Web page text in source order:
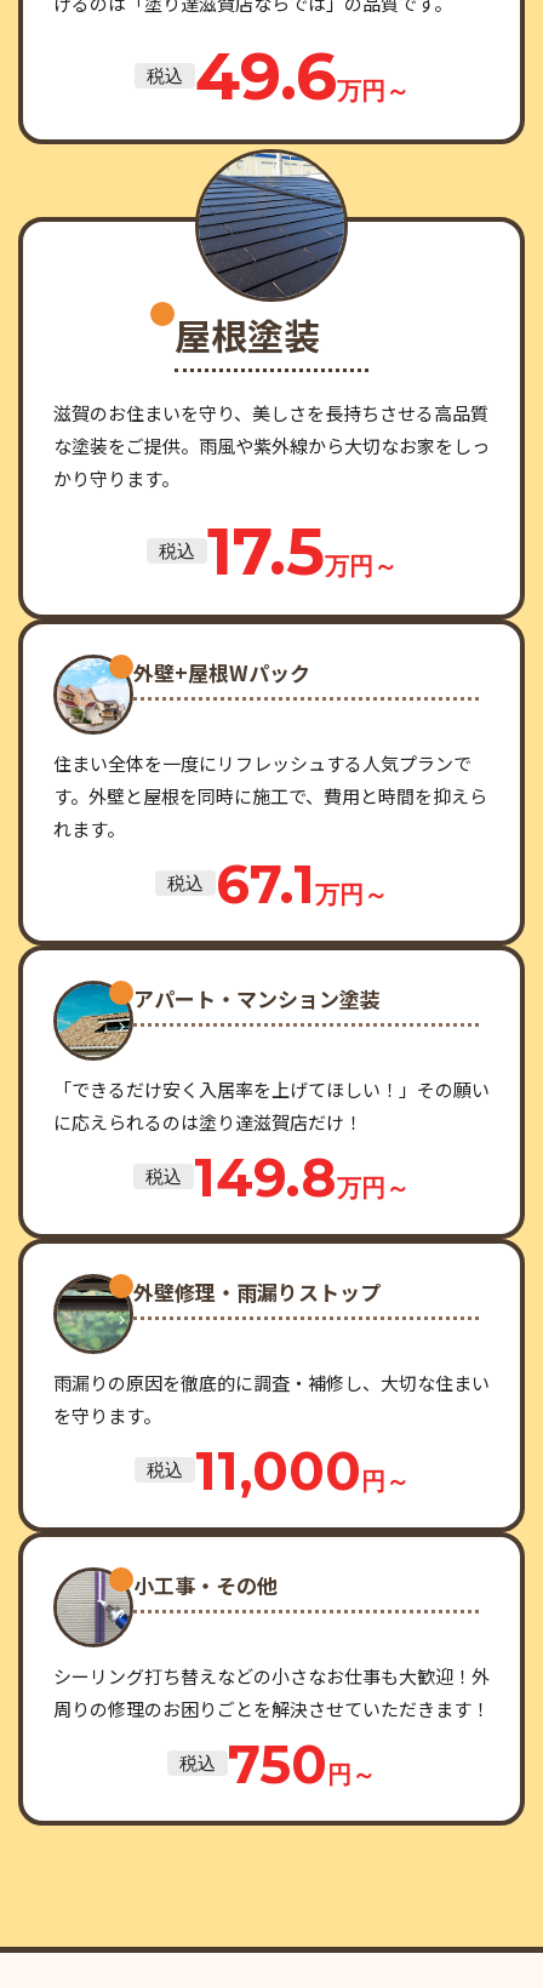
税込 49.6万円～
屋根塗装
滋賀のお住まいを守り、美しさを長持ちさせる高品質
な塗装をご提供。雨風や紫外線から大切なお家をしっ
かり守ります。
税込 17.5万円～
外壁+屋根Wパック
住まい全体を一度にリフレッシュする人気プランで
す。外壁と屋根を同時に施工で、費用と時間を抑えら
れます。
税込 67.1万円～
アパート・マンション塗装
「できるだけ安く入居率を上げてほしい！」その願い
に応えられるのは塗り達滋賀店だけ！
税込 149.8万円～
外壁修理・雨漏りストップ
雨漏りの原因を徹底的に調査・補修し、大切な住まい
を守ります。
税込 11,000 円～
小工事・その他
シーリング打ち替えなどの小さなお仕事も大歓迎！外
周りの修理のお困りごとを解決させていただきます！
税込 750 円～